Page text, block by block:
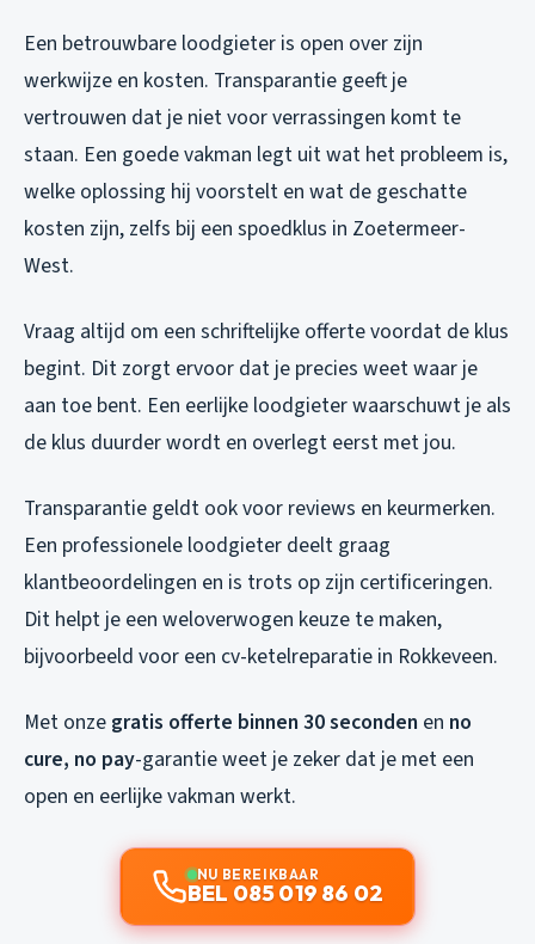
Een betrouwbare loodgieter is open over zijn
werkwijze en kosten. Transparantie geeft je
vertrouwen dat je niet voor verrassingen komt te
staan. Een goede vakman legt uit wat het probleem is,
welke oplossing hij voorstelt en wat de geschatte
kosten zijn, zelfs bij een spoedklus in Zoetermeer-
West.
Vraag altijd om een schriftelijke offerte voordat de klus
begint. Dit zorgt ervoor dat je precies weet waar je
aan toe bent. Een eerlijke loodgieter waarschuwt je als
de klus duurder wordt en overlegt eerst met jou.
Transparantie geldt ook voor reviews en keurmerken.
Een professionele loodgieter deelt graag
klantbeoordelingen en is trots op zijn certificeringen.
Dit helpt je een weloverwogen keuze te maken,
bijvoorbeeld voor een cv-ketelreparatie in Rokkeveen.
Met onze gratis offerte binnen 30 seconden en no
cure, no pay-garantie weet je zeker dat je met een
open en eerlijke vakman werkt.
NU BEREIKBAAR
BEL 085 019 86 02